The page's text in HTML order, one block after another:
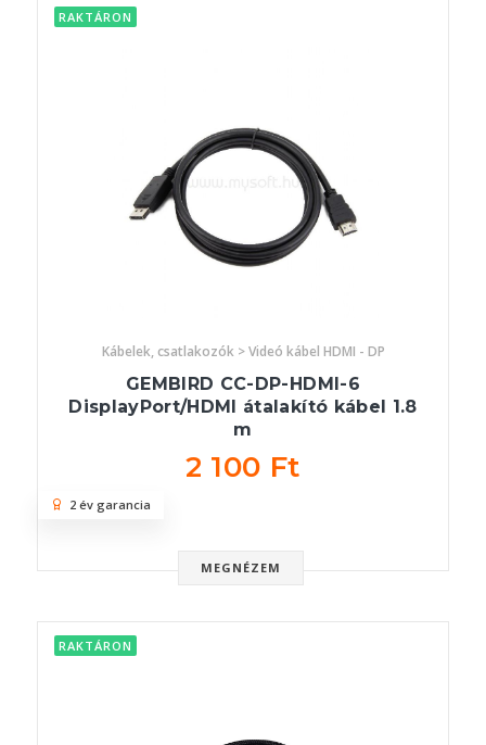
RAKTÁRON
Kábelek, csatlakozók > Videó kábel HDMI - DP
GEMBIRD CC-DP-HDMI-6
DisplayPort/HDMI átalakító kábel 1.8
m
2 100 Ft
MEGNÉZEM
2 év garancia
RAKTÁRON